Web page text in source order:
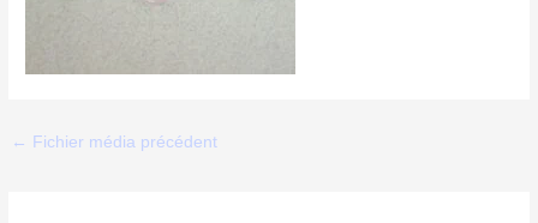
← Fichier média précédent